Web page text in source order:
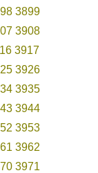
3899
3908
3917
3926
3935
3944
3953
3962
3971